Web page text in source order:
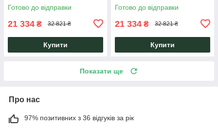
Готово до відправки
21 334 ₴ 32 821 ₴
Купити
Готово до відправки
21 334 ₴ 32 821 ₴
Купити
Показати ще
Про нас
97% позитивних з 36 відгуків за рік